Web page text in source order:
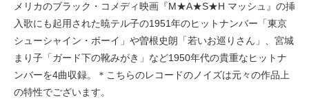
メリカのブラック・コメディ映画『M★A★S★H マッシュ』の挿
入歌にも起用された暁テル子の1951年のヒットナンバー「東京
シューシャイン・ボーイ」や曽根史朗「若いお巡りさん」、宮城
まり子「ガード下の靴みがき」など1950年代の貴重なヒットナ
ンバーを4曲収録。＊こちらのレコードのノイズは元々の作品上
の特性でございます。